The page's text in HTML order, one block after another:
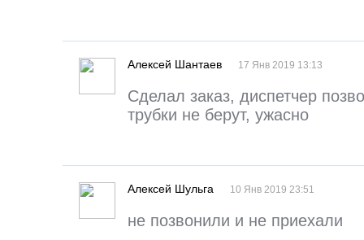
Алексей Шантаев 17 Янв 2019 13:13
Сделал заказ, диспетчер
трубки не берут, ужасно
Алексей Шульга 10 Янв 2019 23:51
не позвонили и не приехали